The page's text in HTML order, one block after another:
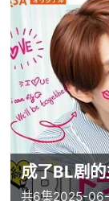
成了BL剧
共6集2025-